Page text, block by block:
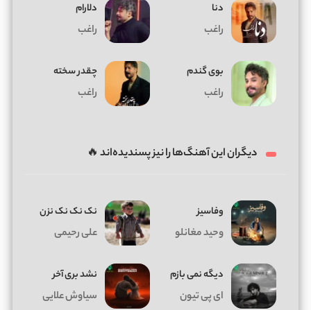
دنا
راغب
دلارام
راغب
بوی گندم
راغب
چقدر سخته
راغب
دیگران این آهنگ‌ها را نیز پسندیده‌اند 🔥
وفاسیز
وحید مغانلو
نک نک نک نزن
علی رحیمی
دیگه نمی بازم
ای پی تیون
نشد بری آخر
سیاوش علایی